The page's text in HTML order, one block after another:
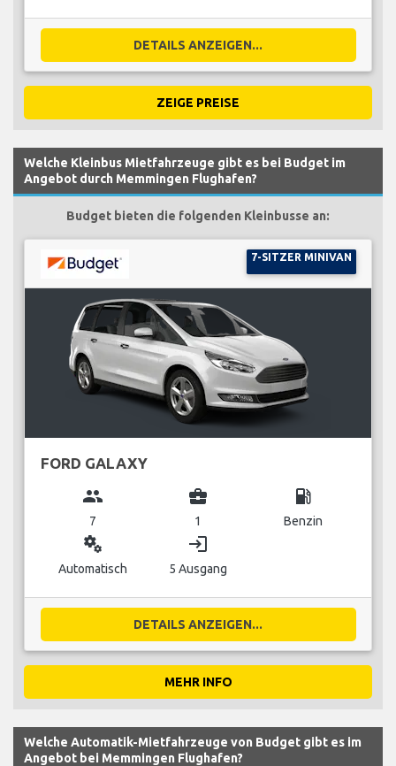
DETAILS ANZEIGEN...
ZEIGE PREISE
Welche Kleinbus Mietfahrzeuge gibt es bei Budget im
Angebot durch Memmingen Flughafen?
Budget bieten die folgenden Kleinbusse an:
7-SITZER MINIVAN
FORD GALAXY
group
7
business_center
1
local_gas_station
Benzin
miscellaneous_services
Automatisch
login
5 Ausgang
DETAILS ANZEIGEN...
MEHR INFO
Welche Automatik-Mietfahrzeuge von Budget gibt es im
Angebot bei Memmingen Flughafen?